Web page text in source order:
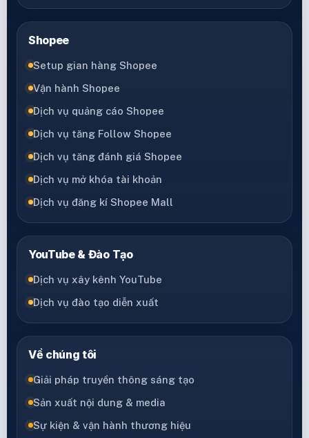
Shopee
Setup gian hàng Shopee
Vận hành Shopee
Dịch vụ quảng cáo Shopee
Dịch vụ tăng Follow Shopee
Dịch vụ tăng đánh giá Shopee
Dịch vụ mở khóa tài khoản
Dịch vụ đăng kí Shopee Mall
YouTube & Đào Tạo
Dịch vụ xây kênh YouTube
Dịch vụ đào tạo diễn xuất
Về chúng tôi
Giải pháp truyền thông sáng tạo
Sản xuất nội dung & media
Sự kiện & vận hành thương hiệu